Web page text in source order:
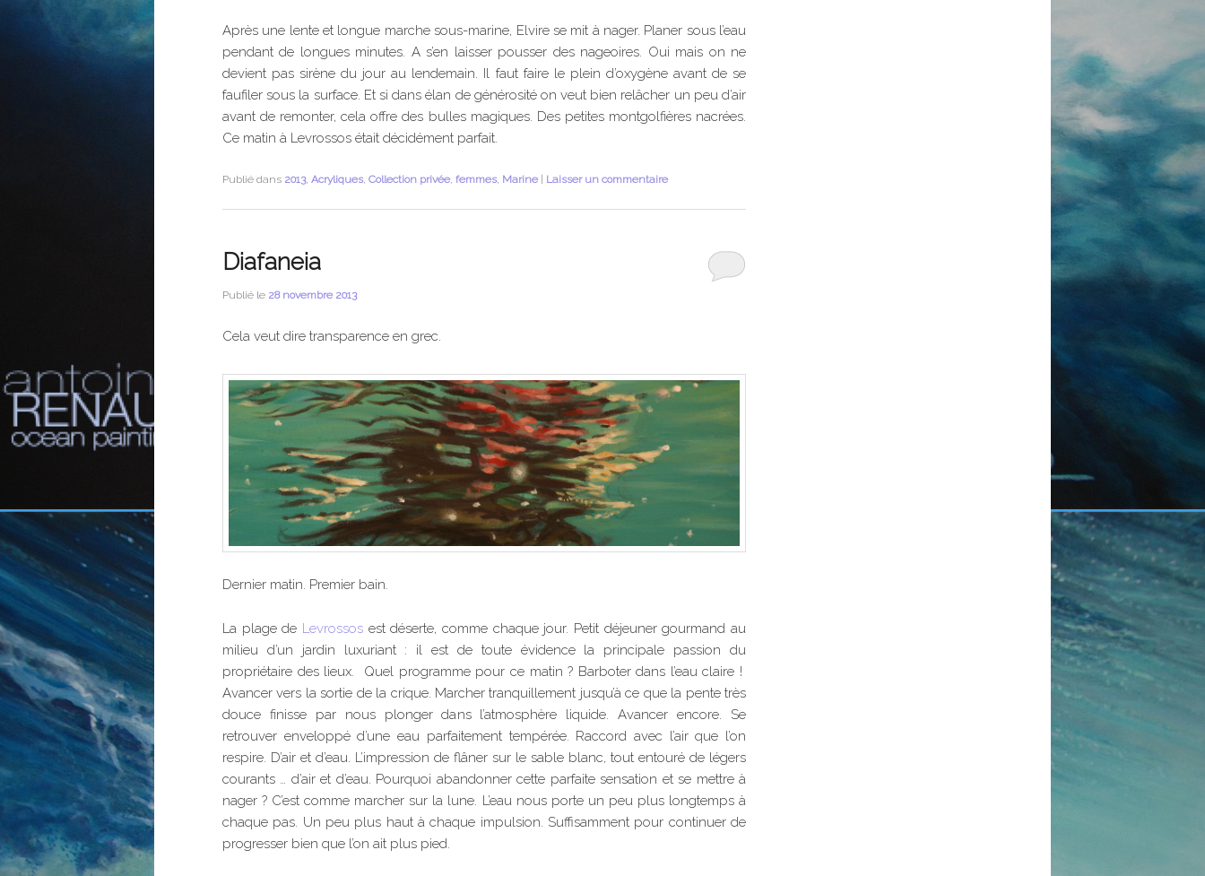
Après une lente et longue marche sous-marine, Elvire se mit à nager. Planer sous l’eau
pendant de longues minutes. A s’en laisser pousser des nageoires. Oui mais on ne
devient pas sirène du jour au lendemain. Il faut faire le plein d’oxygène avant de se
faufiler sous la surface. Et si dans élan de générosité on veut bien relâcher un peu d’air
avant de remonter, cela offre des bulles magiques. Des petites montgolfières nacrées.
Ce matin à Levrossos était décidément parfait.
Publié dans 2013, Acryliques Collection privée femmes Marine | Laisser un commentaire
Diafaneia
Publié le 28 novembre 2013
Cela veut dire transparence en grec.
Dernier matin. Premier bain.
La plage de Levrossos est déserte, comme chaque jour. Petit déjeuner gourmand au
milieu d’un jardin luxuriant : il est de toute évidence la principale passion du
propriétaire des lieux. Quel programme pour ce matin ? Barboter dans l’eau claire !
Avancer vers la sortie de la crique. Marcher tranquillement jusqu’à ce que la pente très
douce finisse par nous plonger dans l’atmosphère liquide. Avancer encore. Se
retrouver enveloppé d’une eau parfaitement tempérée. Raccord avec l’air que l’on
respire. D’air et d’eau. L’impression de flâner sur le sable blanc, tout entouré de légers
courants … d’air et d’eau. Pourquoi abandonner cette parfaite sensation et se mettre à
nager ? C’est comme marcher sur la lune. L’eau nous porte un peu plus longtemps à
chaque pas. Un peu plus haut à chaque impulsion. Suffisamment pour continuer de
progresser bien que l’on ait plus pied.